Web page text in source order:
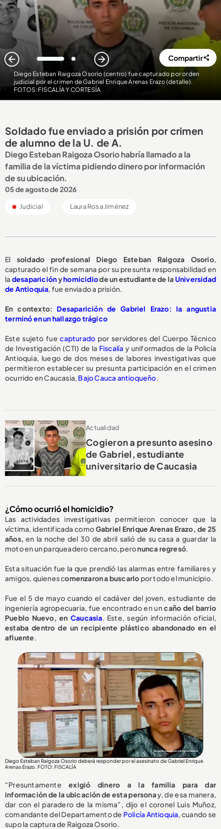
Diego Esteban Raigoza Osorio (centro) fue capturado por orden
judicial por el crimen de Gabriel Enrique Arenas Erazo (detalle).
FOTOS: FISCALÍA Y CORTESÍA
1 2 Compartir
Soldado fue enviado a prisión por crimen
de alumno de la U. de A.
Diego Esteban Raigoza Osorio habría llamado a la
familia de la víctima pidiendo dinero por información
de su ubicación.
05 de agosto de 2026
Judicial Laura Rosa Jiménez
El soldado profesional Diego Esteban Raigoza Osorio,
capturado el fin de semana por su presunta responsabilidad en
la desapariciónyhomicidiode un estudiante de laUniversidad
de Antioquia , fue enviado a prisión.
En contexto: Desaparición de Gabriel Erazo: la angustia
terminó en un hallazgo trágico
Este sujeto fuecapturado por servidores del Cuerpo Técnico
de Investigación (CTI) de la Fiscalía y uniformados de la Policía
Antioquia, luego de dos meses de labores investigativas que
permitieron establecer su presunta participación en el crimen
ocurrido en Caucasia, Bajo Cauca antioqueño
Actualidad
Cogieron a presunto asesino
de Gabriel, estudiante
universitario de Caucasia
¿Cómo ocurrió el homicidio?
Las actividades investigativas permitieron conocer que la
víctima, identificada comoGabriel Enrique Arenas Erazo, de 25
años, en la noche del 30 de abril salió de su casa a guardar la
moto en un parqueadero cercano, peronunca regresó.
Esta situación fue la que prendió las alarmas entre familiares y
amigos, quienes comenzaron a buscarlo por todo el municipio.
Fue el 5 de mayo cuando el cadáver del joven, estudiante de
ingeniería agropecuaria, fue encontrado en uncaño del barrio
Pueblo Nuevo, en Caucasia. Este, según información oficial,
estaba dentro de un recipiente plástico abandonado en el
afluente.
Diego Esteban Raigoza Osorio deberá responder por el asesinato de Gabriel Enrique
Arenas Erazo . FOTO: FISCALÍA
“Presuntamenteexigió dinero a la familia para dar
información de la ubicación de esta personay, de esa manera,
dar con el paradero de la misma”, dijo el coronel Luis Muñoz,
comandante del Departamento de Policía Antioquia, cuando se
supo la captura de Raigoza Osorio.